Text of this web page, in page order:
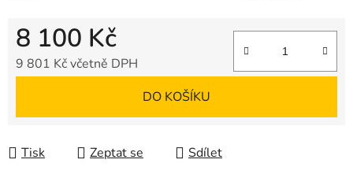
8 100 Kč
9 801 Kč včetně DPH
DO KOŠÍKU
Tisk Zeptat se Sdílet